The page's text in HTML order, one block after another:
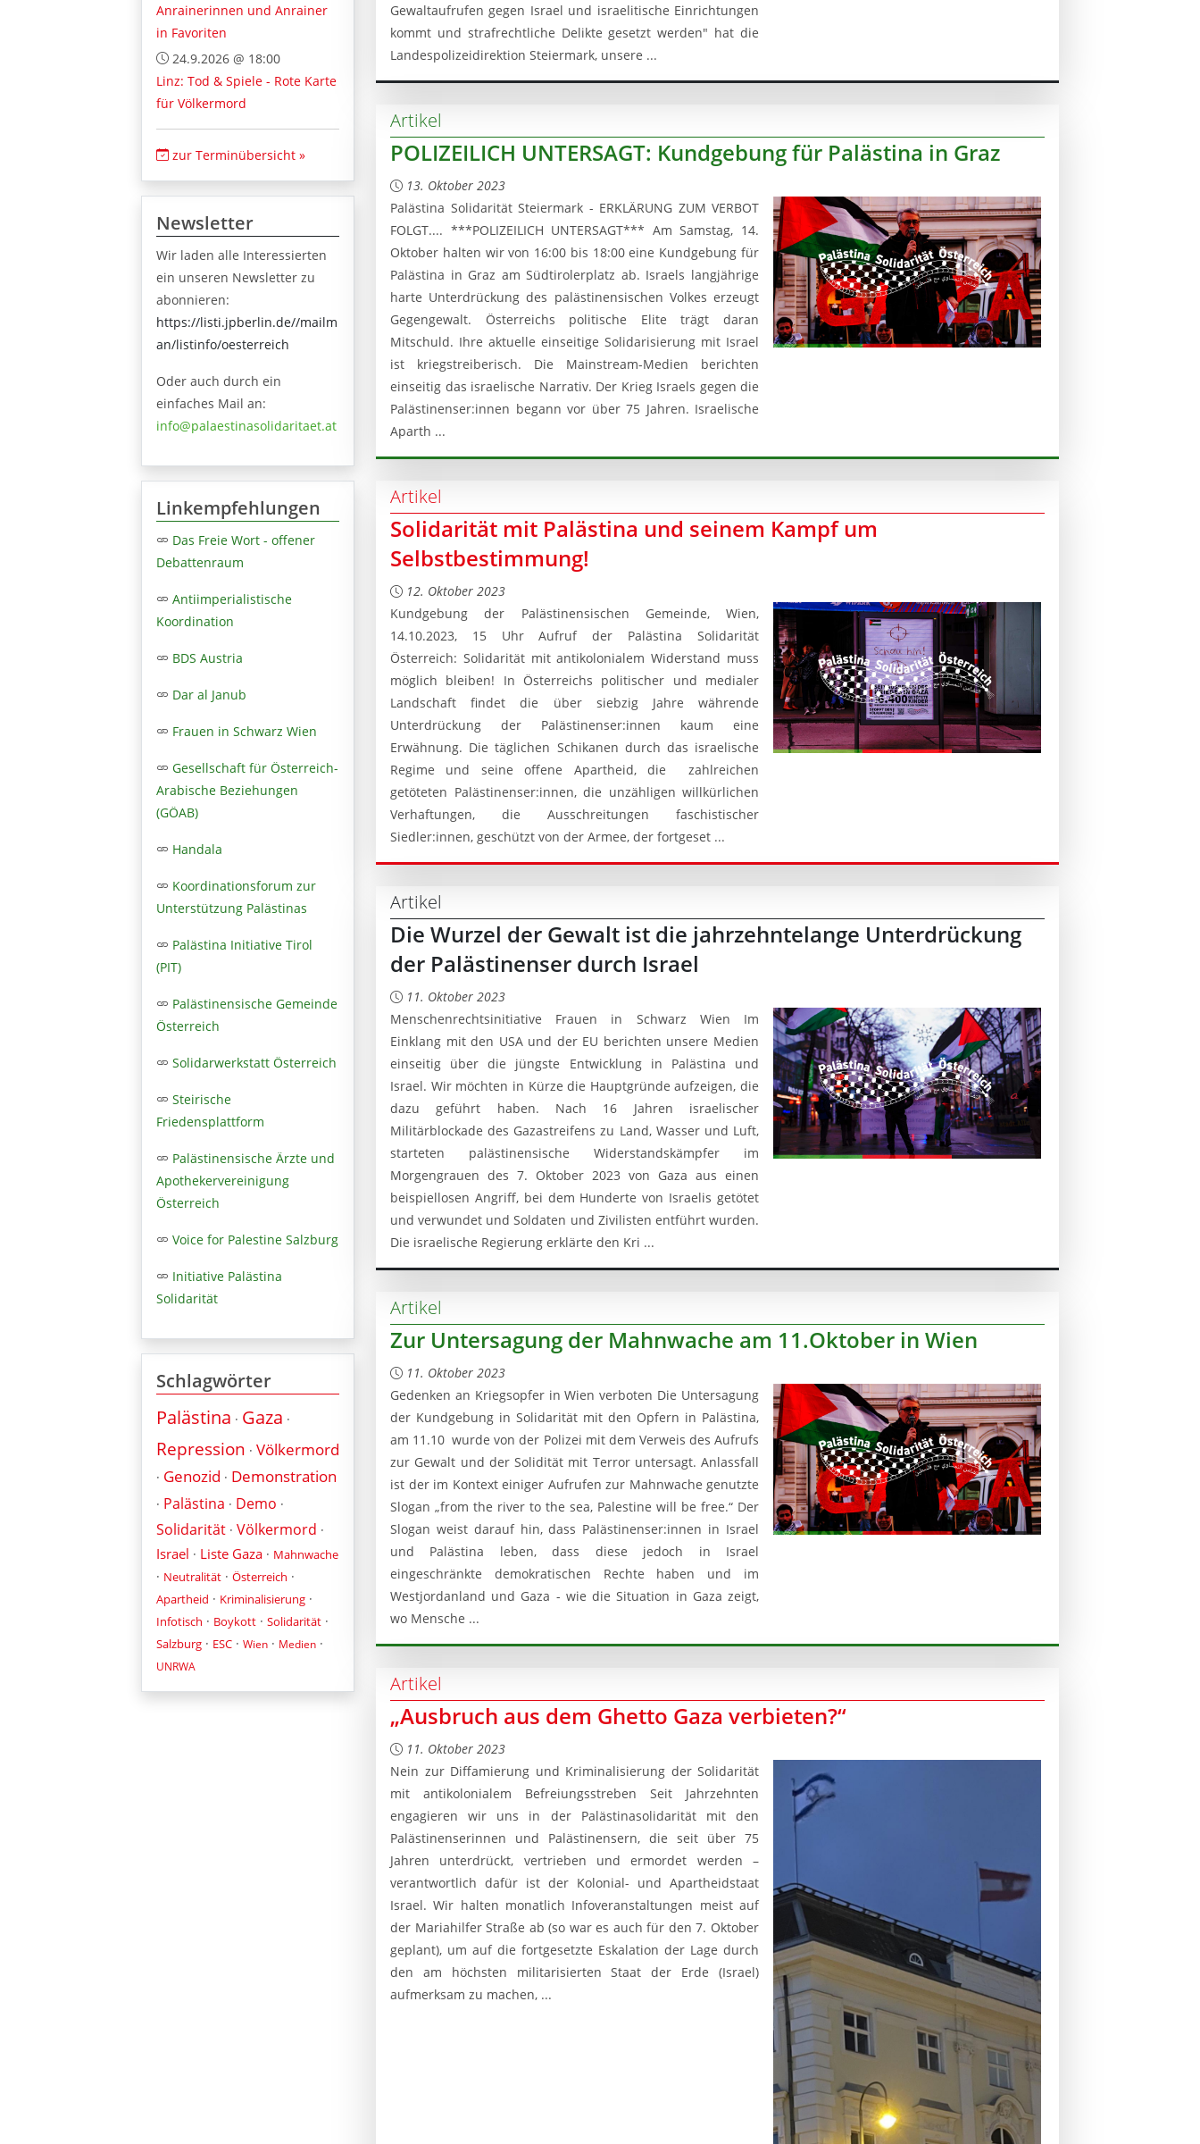
Anrainerinnen und Anrainer
in Favoriten
24.9.2026 @ 18:00
Linz: Tod & Spiele - Rote Karte
für Völkermord
zur Terminübersicht »
Newsletter
Wir laden alle Interessierten
ein unseren Newsletter zu
abonnieren:
https://listi.jpberlin.de//mailm
an/listinfo/oesterreich
Oder auch durch ein
einfaches Mail an:
info@palaestinasolidaritaet.at
Linkempfehlungen
Das Freie Wort - offener
Debattenraum
Antiimperialistische
Koordination
BDS Austria
Dar al Janub
Frauen in Schwarz Wien
Gesellschaft für Österreich-
Arabische Beziehungen
(GÖAB)
Handala
Koordinationsforum zur
Unterstützung Palästinas
Palästina Initiative Tirol
(PIT)
Palästinensische Gemeinde
Österreich
Solidarwerkstatt Österreich
Steirische
Friedensplattform
Palästinensische Ärzte und
Apothekervereinigung
Österreich
Voice for Palestine Salzburg
Initiative Palästina
Solidarität
Schlagwörter
Palästina · Gaza ·
Repression · Völkermord
· Genozid · Demonstration
· Palästina · Demo ·
Solidarität · Völkermord ·
Israel · Liste Gaza · Mahnwache
· Neutralität · Österreich ·
Apartheid · Kriminalisierung ·
Infotisch · Boykott · Solidarität ·
Salzburg · ESC · Wien · Medien ·
UNRWA
Gewaltaufrufen gegen Israel und israelitische Einrichtungen
kommt und strafrechtliche Delikte gesetzt werden" hat die
Landespolizeidirektion Steiermark, unsere ...
Artikel
POLIZEILICH UNTERSAGT: Kundgebung für Palästina in Graz
13. Oktober 2023
Palästina Solidarität Steiermark - ERKLÄRUNG ZUM VERBOT
FOLGT.... ***POLIZEILICH UNTERSAGT*** Am Samstag, 14.
Oktober halten wir von 16:00 bis 18:00 eine Kundgebung für
Palästina in Graz am Südtirolerplatz ab. Israels langjährige
harte Unterdrückung des palästinensischen Volkes erzeugt
Gegengewalt. Österreichs politische Elite trägt daran
Mitschuld. Ihre aktuelle einseitige Solidarisierung mit Israel
ist kriegstreiberisch. Die Mainstream-Medien berichten
einseitig das israelische Narrativ. Der Krieg Israels gegen die
Palästinenser:innen begann vor über 75 Jahren. Israelische
Aparth ...
Artikel
Solidarität mit Palästina und seinem Kampf um
Selbstbestimmung!
12. Oktober 2023
Kundgebung der Palästinensischen Gemeinde, Wien,
14.10.2023, 15 Uhr Aufruf der Palästina Solidarität
Österreich: Solidarität mit antikolonialem Widerstand muss
möglich bleiben! In Österreichs politischer und medialer
Landschaft findet die über siebzig Jahre währende
Unterdrückung der Palästinenser:innen kaum eine
Erwähnung. Die täglichen Schikanen durch das israelische
Regime und seine offene Apartheid, die zahlreichen
getöteten Palästinenser:innen, die unzähligen willkürlichen
Verhaftungen, die Ausschreitungen faschistischer
Siedler:innen, geschützt von der Armee, der fortgeset ...
Artikel
Die Wurzel der Gewalt ist die jahrzehntelange Unterdrückung
der Palästinenser durch Israel
11. Oktober 2023
Menschenrechtsinitiative Frauen in Schwarz Wien Im
Einklang mit den USA und der EU berichten unsere Medien
einseitig über die jüngste Entwicklung in Palästina und
Israel. Wir möchten in Kürze die Hauptgründe aufzeigen, die
dazu geführt haben. Nach 16 Jahren israelischer
Militärblockade des Gazastreifens zu Land, Wasser und Luft,
starteten palästinensische Widerstandskämpfer im
Morgengrauen des 7. Oktober 2023 von Gaza aus einen
beispiellosen Angriff, bei dem Hunderte von Israelis getötet
und verwundet und Soldaten und Zivilisten entführt wurden.
Die israelische Regierung erklärte den Kri ...
Artikel
Zur Untersagung der Mahnwache am 11.Oktober in Wien
11. Oktober 2023
Gedenken an Kriegsopfer in Wien verboten Die Untersagung
der Kundgebung in Solidarität mit den Opfern in Palästina,
am 11.10 wurde von der Polizei mit dem Verweis des Aufrufs
zur Gewalt und der Solidität mit Terror untersagt. Anlassfall
ist der im Kontext einiger Aufrufen zur Mahnwache genutzte
Slogan „from the river to the sea, Palestine will be free.“ Der
Slogan weist darauf hin, dass Palästinenser:innen in Israel
und Palästina leben, dass diese jedoch in Israel
eingeschränkte demokratischen Rechte haben und im
Westjordanland und Gaza - wie die Situation in Gaza zeigt,
wo Mensche ...
Artikel
„Ausbruch aus dem Ghetto Gaza verbieten?“
11. Oktober 2023
Nein zur Diffamierung und Kriminalisierung der Solidarität
mit antikolonialem Befreiungsstreben Seit Jahrzehnten
engagieren wir uns in der Palästinasolidarität mit den
Palästinenserinnen und Palästinensern, die seit über 75
Jahren unterdrückt, vertrieben und ermordet werden –
verantwortlich dafür ist der Kolonial- und Apartheidstaat
Israel. Wir halten monatlich Infoveranstaltungen meist auf
der Mariahilfer Straße ab (so war es auch für den 7. Oktober
geplant), um auf die fortgesetzte Eskalation der Lage durch
den am höchsten militarisierten Staat der Erde (Israel)
aufmerksam zu machen, ...